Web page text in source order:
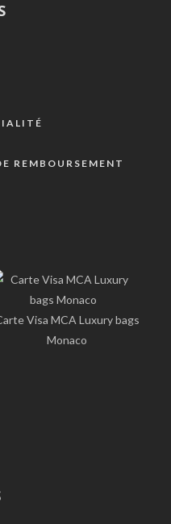
REMBOURSEMENT
Visa MCA Luxury bags
Monaco